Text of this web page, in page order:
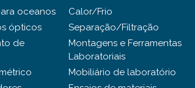
oceanos
ópticos
de
Calor/Frio
Separação/Filtração
Montagens e Ferramentas
Laboratoriais
Mobiliário de laboratório